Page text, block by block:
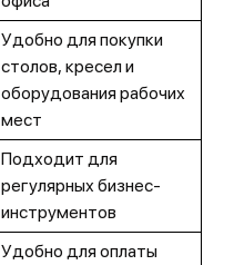
Удобно для покупки
столов, кресел и
оборудования рабочих
мест
Подходит для
регулярных бизнес-
инструментов
Удобно для оплаты